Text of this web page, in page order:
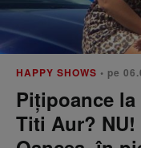
HAPPY SHOWS • pe
Pițipoance
Titi Aur?